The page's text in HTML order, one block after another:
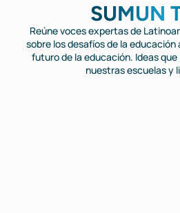
SUMUN
Reúne voces expertas de
sobre los desafíos de la
futuro de la educación. Ideas
nuestras escuelas y